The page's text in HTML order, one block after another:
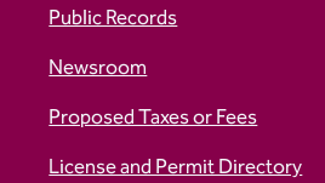
Public Records
Newsroom
Proposed Taxes or Fees
License and Permit Directory